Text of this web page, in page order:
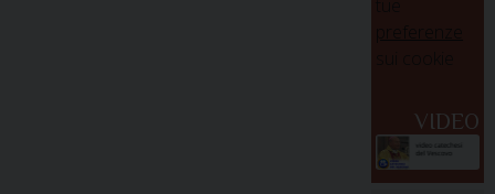
VIDEO